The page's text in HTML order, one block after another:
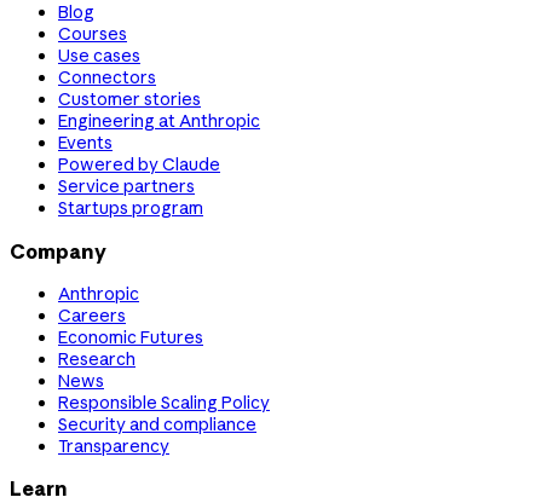
Blog
Courses
Use cases
Connectors
Customer stories
Engineering at Anthropic
Events
Powered by Claude
Service partners
Startups program
Company
Anthropic
Careers
Economic Futures
Research
News
Responsible Scaling Policy
Security and compliance
Transparency
Learn